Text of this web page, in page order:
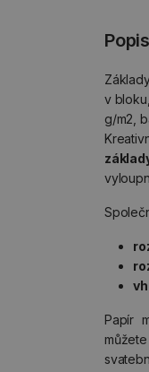
Popis
v
g/m2,
Papír